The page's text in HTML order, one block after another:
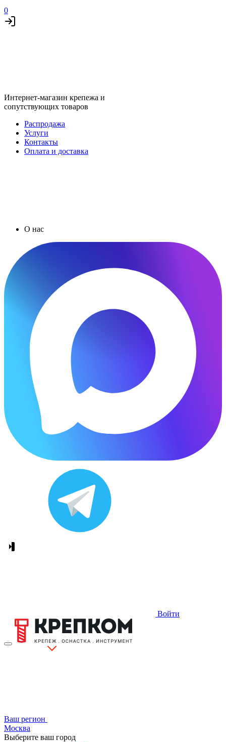
0
Интернет-магазин крепежа и
сопутствующих товаров
Распродажа
Услуги
Контакты
Оплата и доставка
О нас
Войти
Ваш регион
Москва
Выберите ваш город